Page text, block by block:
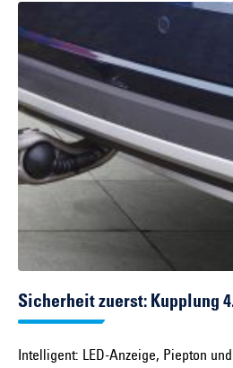
Sicherheit zuerst: Kupplung
Intelligent: LED-Anzeige, Piepton